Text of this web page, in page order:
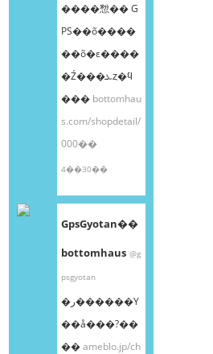
����㥹�� G
PS��õ����
��õ�ε����
�Ź���ܥȥ�ϥ
��� bottomhau
s.com/shopdetail/
000��
4��30��
GpsGyotan��
bottomhaus @g
psgyotan
�ر������Υ
��å���?��
��ameblo.jp/ch